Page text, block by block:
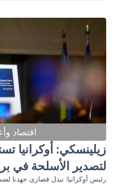
اقتصاد
زيلينسكي: أوكرانيا
لتصدير الأسلحة في
رئيس أوكرانيا: نبذل قصارى جهدنا